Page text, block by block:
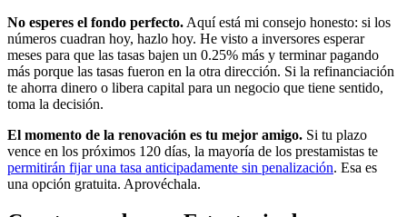
No esperes el fondo perfecto. Aquí está mi consejo honesto: si los
números cuadran hoy, hazlo hoy. He visto a inversores esperar
meses para que las tasas bajen un 0.25% más y terminar pagando
más porque las tasas fueron en la otra dirección. Si la refinanciación
te ahorra dinero o libera capital para un negocio que tiene sentido,
toma la decisión.
El momento de la renovación es tu mejor amigo. Si tu plazo
vence en los próximos 120 días, la mayoría de los prestamistas te
permitirán fijar una tasa anticipadamente sin penalización. Esa es
una opción gratuita. Aprovéchala.